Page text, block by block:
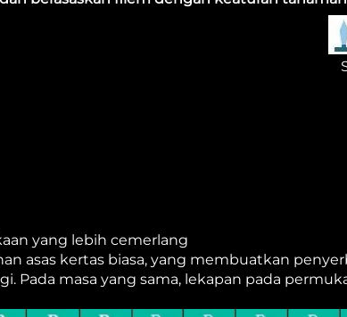
yang lebih cemerlang
asas kertas biasa, yang membuatkan
Pada masa yang sama, lekapan pada